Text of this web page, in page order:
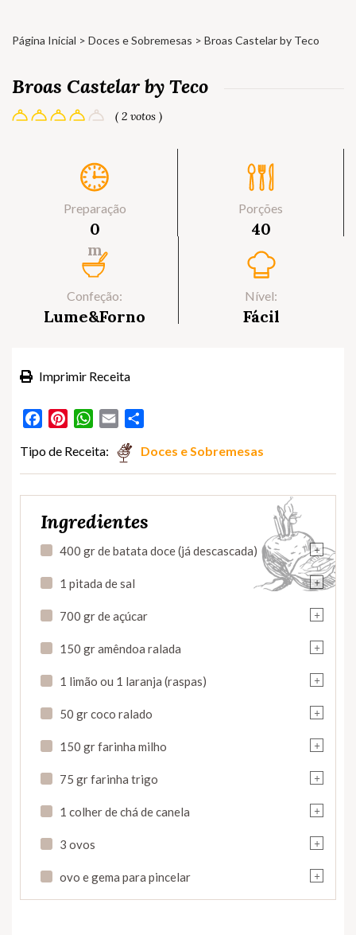
Página Inicial > Doces e Sobremesas > Broas Castelar by Teco
Broas Castelar by Teco
( 2 votos )
Preparação
0
m
Porções
40
Confeção:
Lume&Forno
Nível:
Fácil
Imprimir Receita
FacebookPinterestWhatsApp
Email
Tipo de Receita: Doces e Sobremesas
Ingredientes
+
400 gr de batata doce (já descascada)
+
1 pitada de sal
+
700 gr de açúcar
+
150 gr amêndoa ralada
+
1 limão ou 1 laranja (raspas)
+
50 gr coco ralado
+
150 gr farinha milho
+
75 gr farinha trigo
+
1 colher de chá de canela
+
3 ovos
+
ovo e gema para pincelar